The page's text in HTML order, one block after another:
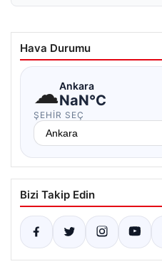
Hava Durumu
☁Ankara
NaN°C
ŞEHIR SEÇ
Bizi Takip Edin